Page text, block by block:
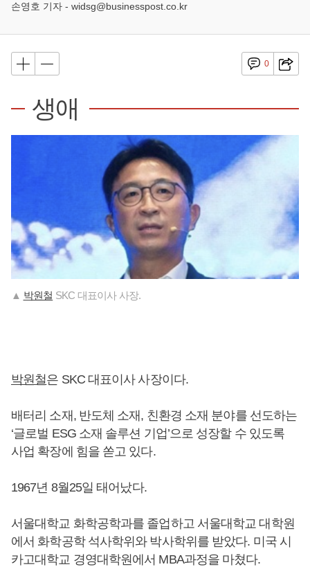
손영호 기자 - widsg@businesspost.co.kr
0
생애
▲ 박원철 SKC 대표이사 사장.
박원철은 SKC 대표이사 사장이다.
배터리 소재, 반도체 소재, 친환경 소재 분야를 선도하는
‘글로벌 ESG 소재 솔루션 기업’으로 성장할 수 있도록
사업 확장에 힘을 쏟고 있다.
1967년 8월25일 태어났다.
서울대학교 화학공학과를 졸업하고 서울대학교 대학원
에서 화학공학 석사학위와 박사학위를 받았다. 미국 시
카고대학교 경영대학원에서 MBA과정을 마쳤다.